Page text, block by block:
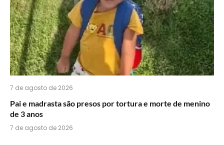
7 de agosto de 2026
Pai e madrasta são presos por tortura e morte de menino
de 3 anos
7 de agosto de 2026